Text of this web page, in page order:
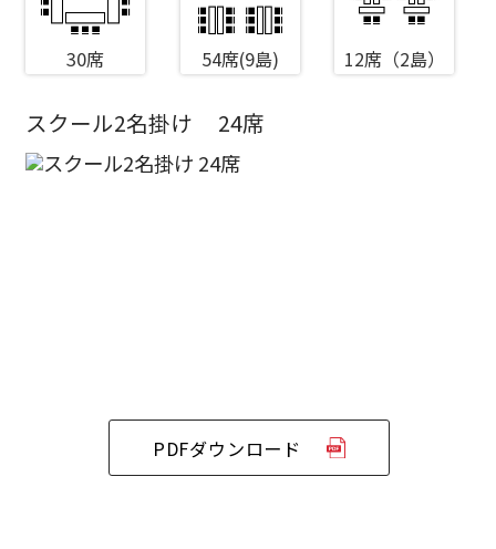
30席 54席(9島) 12席（2島）
スクール2名掛け 24席
PDFダウンロード
ベルサール西新宿
ベルサール高田馬場
ベルサール神田
ベルサール半蔵門
ベルサール飯田橋駅前
渋谷エリア